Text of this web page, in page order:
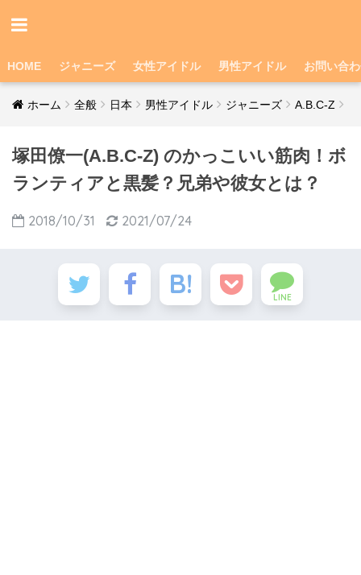
HOME ジャニーズ 女性アイドル 男性アイドル お問い合
ホーム 全般 日本 男性アイドル ジャニーズ A.B.C-Z
塚田僚一(A.B.C-Z) のかっこいい筋肉！ボ
ランティアと黒髪？兄弟や彼女とは？
2018/10/31 2021/07/24
LINE